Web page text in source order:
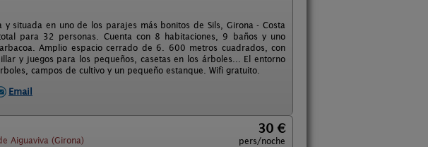
situada en uno de los parajes más bonitos de Sils, Girona - Costa
para 32 personas. Cuenta con 8 habitaciones, 9 baños y uno
Amplio espacio cerrado de 6. 600 metros cuadrados, con
y juegos para los pequeños, casetas en los árboles... El entorno
campos de cultivo y un pequeño estanque. Wifi gratuito.
Email
Aiguaviva (Girona)
30 €
pers/noche